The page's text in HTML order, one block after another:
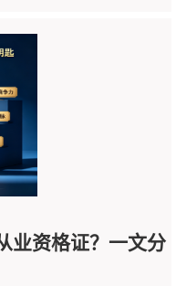
业资格证？一文分